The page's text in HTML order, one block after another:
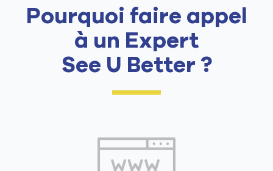
Pourquoi faire appel
à un Expert
See U Better ?